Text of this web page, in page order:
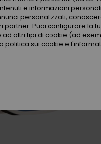
e informazioni
personalizzati,
Puoi configurare la
altri tipi di cookie (ad
politica sui cookie e